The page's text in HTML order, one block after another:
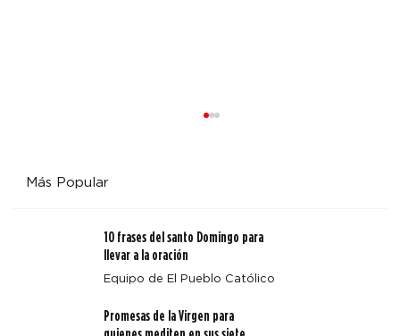
Más Popular
10 frases del santo Domingo para
llevar a la oración
Equipo de El Pueblo Católico
Promesas de la Virgen para